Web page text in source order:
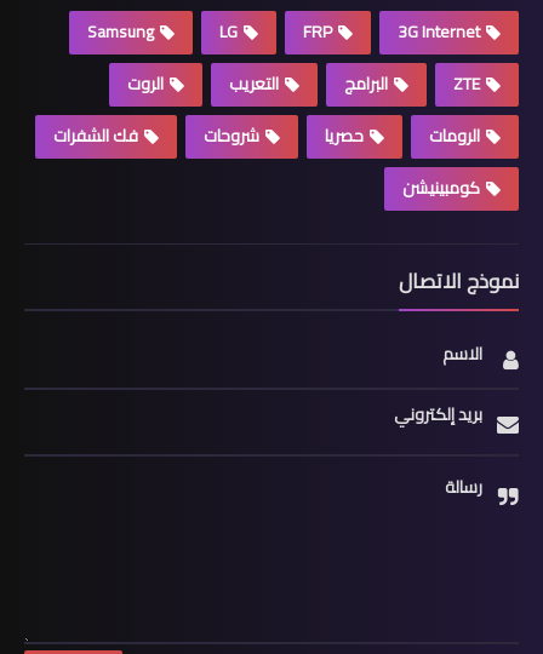
3G Internet
FRP
LG
Samsung
ZTE
البرامج التعريب
الروت
الرومات
حصريا شروحات
فك الشفرات
كومبينيشن
نموذج الاتصال
الاسم
بريد إلكتروني
رسالة